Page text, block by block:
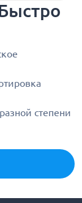
степени